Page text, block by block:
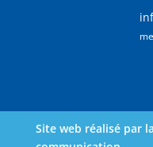
Site web réalisé par